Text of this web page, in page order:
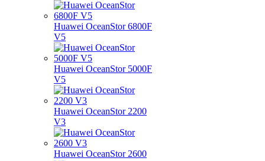
Huawei OceanStor 6800F
V5
Huawei OceanStor 5000F
V5
Huawei OceanStor 2200
V3
Huawei OceanStor 2600